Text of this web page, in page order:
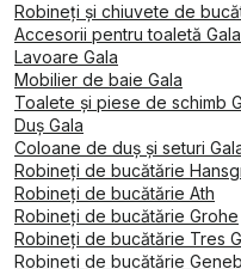
Robineți și chiuvete de
Accesorii pentru toaletă Gala
Lavoare Gala
Mobilier de baie Gala
Toalete și piese de schimb
Duş Gala
Coloane de duș și seturi
Robineți de bucătărie
Robineți de bucătărie Ath
Robineți de bucătărie Grohe
Robineți de bucătărie Tres
Robineți de bucătărie